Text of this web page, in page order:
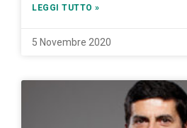
LEGGI TUTTO »
5 Novembre 2020